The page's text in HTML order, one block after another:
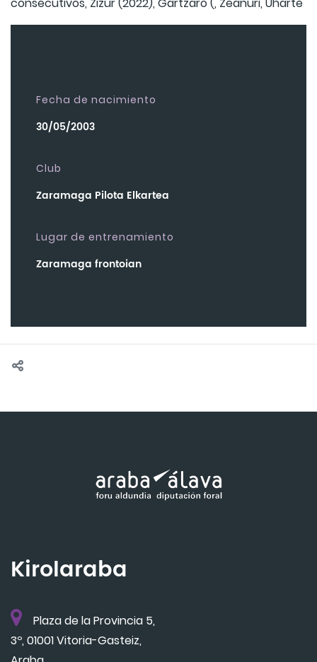
Fecha de nacimiento
30/05/2003
Club
Zaramaga Pilota Elkartea
Lugar de entrenamiento
Zaramaga frontoian
Kirolaraba
Plaza de la Provincia 5,
3º, 01001 Vitoria-Gasteiz,